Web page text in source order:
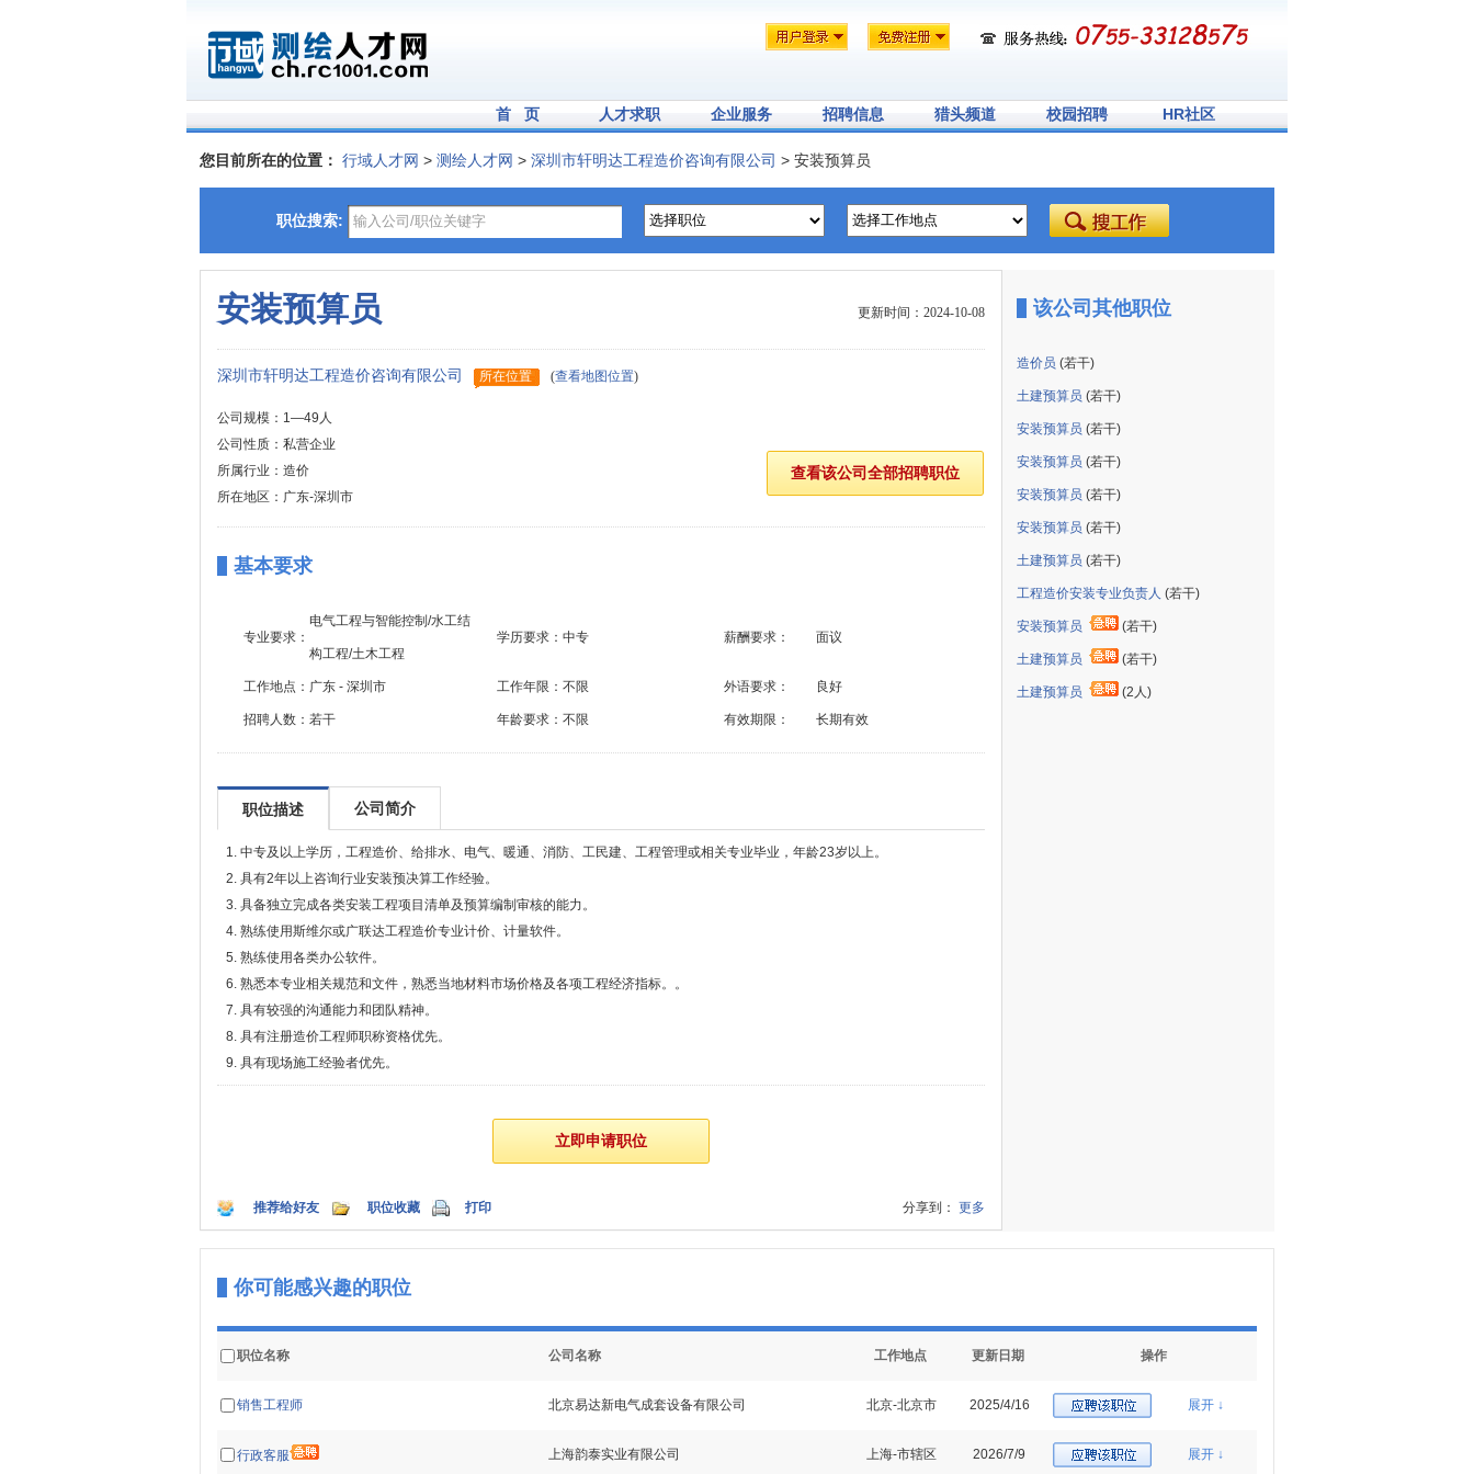
首 页 人才求职 企业服务 招聘信息 猎头频道 校园招聘 HR社区
您目前所在的位置： 行域人才网 > 测绘人才网 > 深圳市轩明达工程造价咨询有限公司 > 安装预算员
职位搜索:
更新时间：2024-10-08
安装预算员
深圳市轩明达工程造价咨询有限公司 所在位置 (查看地图位置)
公司规模：1—49人
公司性质：私营企业
所属行业：造价
所在地区：广东-深圳市
基本要求
专业要求：
电气工程与智能控制/水工结
构工程/土木工程
学历要求： 中专 薪酬要求： 面议
工作地点： 广东 - 深圳市 工作年限： 不限 外语要求： 良好
招聘人数： 若干 年龄要求： 不限 有效期限： 长期有效
职位描述 公司简介
1. 中专及以上学历，工程造价、给排水、电气、暖通、消防、工民建、工程管理或相关专业毕业，年龄23岁以上。
2. 具有2年以上咨询行业安装预决算工作经验。
3. 具备独立完成各类安装工程项目清单及预算编制审核的能力。
4. 熟练使用斯维尔或广联达工程造价专业计价、计量软件。
5. 熟练使用各类办公软件。
6. 熟悉本专业相关规范和文件，熟悉当地材料市场价格及各项工程经济指标。。
7. 具有较强的沟通能力和团队精神。
8. 具有注册造价工程师职称资格优先。
9. 具有现场施工经验者优先。
推荐给好友 职位收藏 打印 分享到： 更多
该公司其他职位
造价员 (若干)
土建预算员 (若干)
安装预算员 (若干)
安装预算员 (若干)
安装预算员 (若干)
安装预算员 (若干)
土建预算员 (若干)
工程造价安装专业负责人 (若干)
安装预算员 (若干)
土建预算员 (若干)
土建预算员 (2人)
你可能感兴趣的职位
职位名称 公司名称 工作地点 更新日期 操作
销售工程师 北京易达新电气成套设备有限公司 北京-北京市 2025/4/16 展开 ↓
行政客服 上海韵泰实业有限公司 上海-市辖区 2026/7/9 展开 ↓